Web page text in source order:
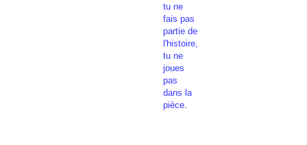
tu ne
fais pas
partie de
l'histoire,
tu ne
joues
pas
dans la
pièce.